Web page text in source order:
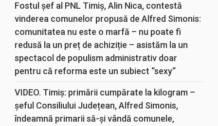
Fostul șef al PNL Timiș, Alin Nica, contestă
vinderea comunelor propusă de Alfred Simonis:
comunitatea nu este o marfă – nu poate fi
redusă la un preț de achiziție – asistăm la un
spectacol de populism administrativ doar
pentru că reforma este un subiect “sexy“
VIDEO. Timiș: primării cumpărate la kilogram –
șeful Consiliului Județean, Alfred Simonis,
îndeamnă primarii să-și vândă comunele,